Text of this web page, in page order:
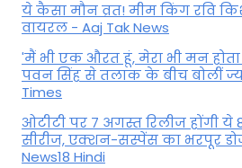
ये कैसा मौन व्रत! मीम किंग रवि
वायरल - Aaj Tak News
'मैं भी एक औरत हूं, मेरा भी मन
पवन सिंह से तलाक के बीच बोलीं
Times
ओटीटी पर 7 अगस्त रिलीज होंगी
सीरीज, एक्शन-सस्पेंस का भरपूर
News18 Hindi